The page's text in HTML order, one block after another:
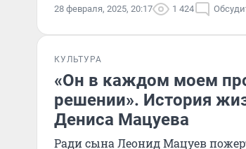
28 февраля, 2025, 20:17 1 424
КУЛЬТУРА
«Он в каждом моем
решении». История
Дениса Мацуева
Ради сына Леонид Мацуев